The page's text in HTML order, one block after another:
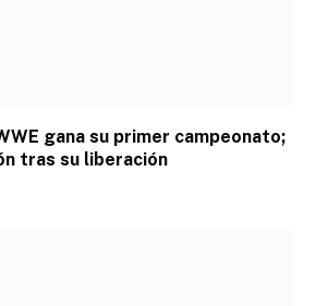
gana su primer campeonato;
tras su liberación